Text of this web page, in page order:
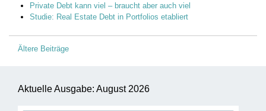
Private Debt kann viel – braucht aber auch viel
Studie: Real Estate Debt in Portfolios etabliert
Beitragsnavigation
Ältere Beiträge
Aktuelle Ausgabe: August 2026